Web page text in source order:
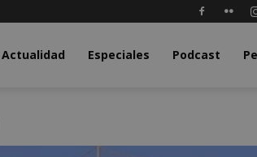
Actualidad Especiales Podcast